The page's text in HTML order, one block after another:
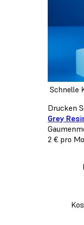
Schnelle
Drucken
Grey
2 € pro